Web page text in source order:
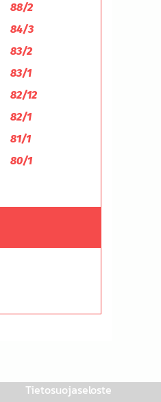
88/2
84/3
83/2
83/1
82/12
82/1
81/1
80/1
Tietosuojaseloste